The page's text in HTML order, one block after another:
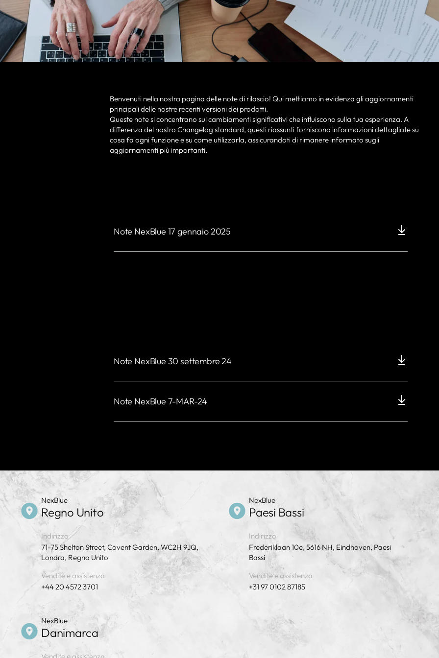
Benvenuti nella nostra pagina delle note di rilascio! Qui mettiamo in evidenza gli aggiornamenti
principali delle nostre recenti versioni dei prodotti.
Queste note si concentrano sui cambiamenti significativi che influiscono sulla tua esperienza. A
differenza del nostro Changelog standard, questi riassunti forniscono informazioni dettagliate su
cosa fa ogni funzione e su come utilizzarla, assicurandoti di rimanere informato sugli
aggiornamenti più importanti.
Note NexBlue 17 gennaio 2025
Note NexBlue 30 settembre 24
Note NexBlue 7-MAR-24
NexBlue
Regno Unito
Indirizzo
71-75 Shelton Street, Covent Garden, WC2H 9JQ,
Londra, Regno Unito
Vendite e assistenza
+44 20 4572 3701
NexBlue
Paesi Bassi
Indirizzo
Frederiklaan 10e, 5616 NH, Eindhoven, Paesi
Bassi
Vendite e assistenza
+31 97 0102 87185
NexBlue
Danimarca